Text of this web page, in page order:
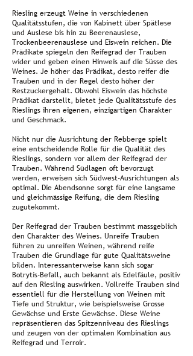
Riesling erzeugt Weine in verschiedenen
Qualitätsstufen, die von Kabinett über Spätlese
und Auslese bis hin zu Beerenauslese,
Trockenbeerenauslese und Eiswein reichen. Die
Prädikate spiegeln den Reifegrad der Trauben
wider und geben einen Hinweis auf die Süsse des
Weines. Je höher das Prädikat, desto reifer die
Trauben und in der Regel desto höher der
Restzuckergehalt. Obwohl Eiswein das höchste
Prädikat darstellt, bietet jede Qualitätsstufe des
Rieslings ihren eigenen, einzigartigen Charakter
und Geschmack.
Nicht nur die Ausrichtung der Rebberge spielt
eine entscheidende Rolle für die Qualität des
Rieslings, sondern vor allem der Reifegrad der
Trauben. Während Südlagen oft bevorzugt
werden, erweisen sich Südwest-Ausrichtungen als
optimal. Die Abendsonne sorgt für eine langsame
und gleichmässige Reifung, die dem Riesling
zugutekommt.
Der Reifegrad der Trauben bestimmt massgeblich
den Charakter des Weines. Unreife Trauben
führen zu unreifen Weinen, während reife
Trauben die Grundlage für gute Qualitätsweine
bilden. Interessanterweise kann sich sogar
Botrytis-Befall, auch bekannt als Edelfäule, positiv
auf den Riesling auswirken. Vollreife Trauben sind
essentiell für die Herstellung von Weinen mit
Tiefe und Struktur, wie beispielsweise Grosse
Gewächse und Erste Gewächse. Diese Weine
repräsentieren das Spitzenniveau des Rieslings
und zeugen von der optimalen Kombination aus
Reifegrad und Terroir.